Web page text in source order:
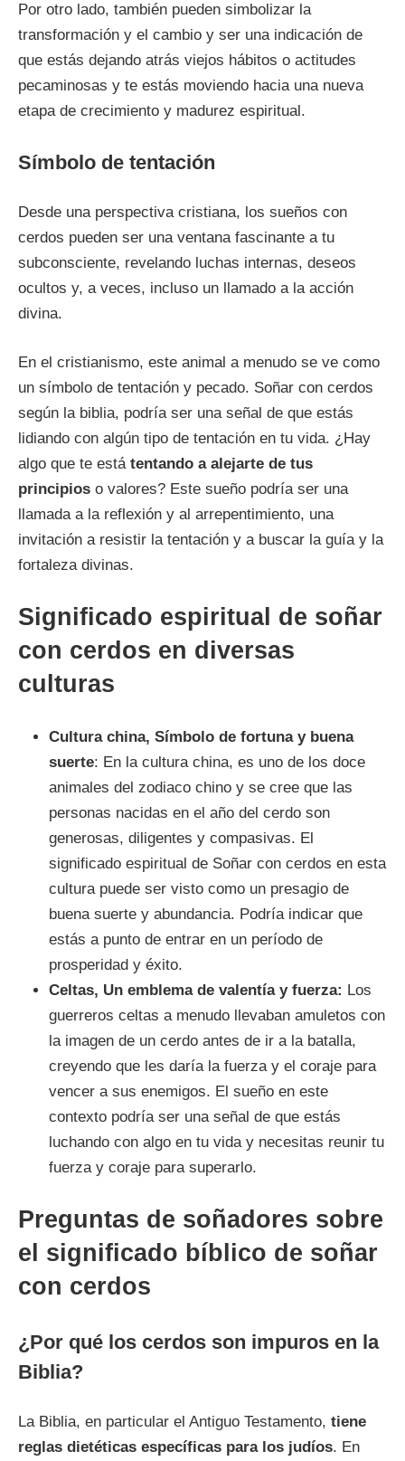
Por otro lado, también pueden simbolizar la
transformación y el cambio y ser una indicación de
que estás dejando atrás viejos hábitos o actitudes
pecaminosas y te estás moviendo hacia una nueva
etapa de crecimiento y madurez espiritual.
Símbolo de tentación
Desde una perspectiva cristiana, los sueños con
cerdos pueden ser una ventana fascinante a tu
subconsciente, revelando luchas internas, deseos
ocultos y, a veces, incluso un llamado a la acción
divina.
En el cristianismo, este animal a menudo se ve como
un símbolo de tentación y pecado. Soñar con cerdos
según la biblia, podría ser una señal de que estás
lidiando con algún tipo de tentación en tu vida. ¿Hay
algo que te está tentando a alejarte de tus
principios o valores? Este sueño podría ser una
llamada a la reflexión y al arrepentimiento, una
invitación a resistir la tentación y a buscar la guía y la
fortaleza divinas.
Significado espiritual de soñar
con cerdos en diversas
culturas
Cultura china, Símbolo de fortuna y buena
suerte: En la cultura china, es uno de los doce
animales del zodiaco chino y se cree que las
personas nacidas en el año del cerdo son
generosas, diligentes y compasivas. El
significado espiritual de Soñar con cerdos en esta
cultura puede ser visto como un presagio de
buena suerte y abundancia. Podría indicar que
estás a punto de entrar en un período de
prosperidad y éxito.
Celtas, Un emblema de valentía y fuerza: Los
guerreros celtas a menudo llevaban amuletos con
la imagen de un cerdo antes de ir a la batalla,
creyendo que les daría la fuerza y el coraje para
vencer a sus enemigos. El sueño en este
contexto podría ser una señal de que estás
luchando con algo en tu vida y necesitas reunir tu
fuerza y coraje para superarlo.
Preguntas de soñadores sobre
el significado bíblico de soñar
con cerdos
¿Por qué los cerdos son impuros en la
Biblia?
La Biblia, en particular el Antiguo Testamento, tiene
reglas dietéticas específicas para los judíos. En